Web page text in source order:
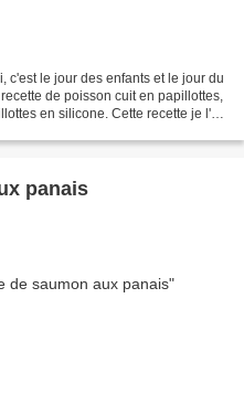
c'est le jour des enfants et le jour du
de poisson cuit en papillottes,
en silicone. Cette recette je l'ai
panais